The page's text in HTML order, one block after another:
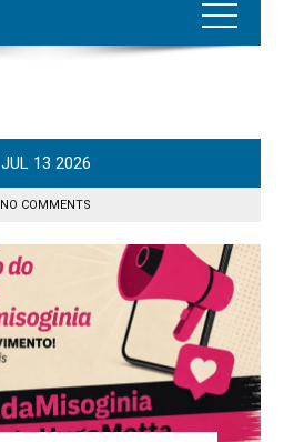
JUL 13 2026
NO COMMENTS